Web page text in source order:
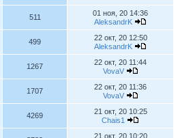
511
01 ноя, 20 14:36
AleksandrK
499
22 окт, 20 12:50
AleksandrK
1267
22 окт, 20 11:44
VovaV
1707
22 окт, 20 11:36
VovaV
4269
21 окт, 20 10:25
Chais1
21 окт, 20 10:20